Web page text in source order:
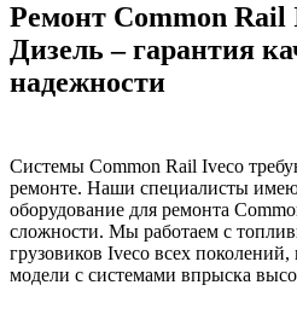
Ремонт Common
Дизель – гарантия
надежности
Системы Common Rail Iveco
ремонте. Наши специалисты
оборудование для ремонта
сложности. Мы работаем с
грузовиков Iveco всех
модели с системами впрыска